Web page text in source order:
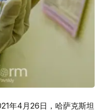
年4月26日，哈萨克斯坦